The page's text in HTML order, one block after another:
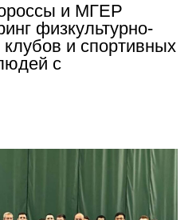
и МГЕР
физкультурно-
и спортивных
с